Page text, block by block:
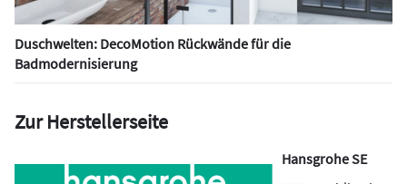
Duschwelten: DecoMotion Rückwände für die
Badmodernisierung
Zur Herstellerseite
Hansgrohe SE